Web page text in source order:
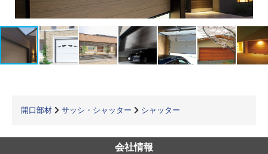
開口部材 サッシ・シャッター シャッター
会社情報